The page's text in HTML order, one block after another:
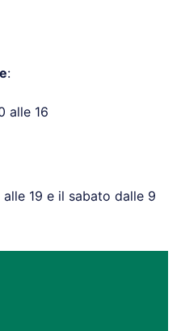
:
alle 16
19 e il sabato dalle 9